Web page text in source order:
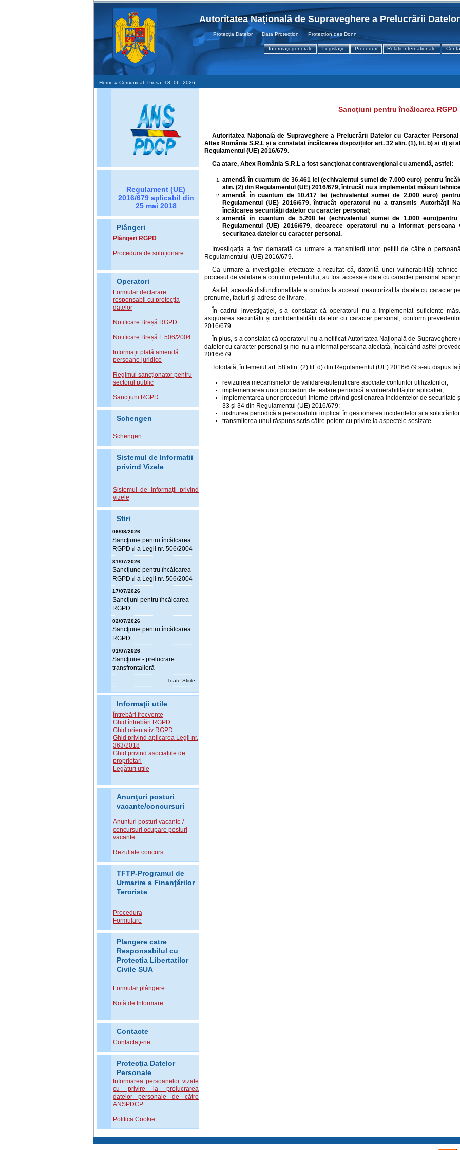
Autoritatea Naţională de Supraveghere a Prelucrării
Protecţia Datelor Data Protection Protection des Donnees
Informaţii generale Legislaţie Proceduri Relaţii Internaţionale
Home » Comunicat_Presa_18_06_2026
Regulament (UE)
2016/679 aplicabil din
25 mai 2018
Plângeri
Plângeri RGPD
Procedura de soluționare
Operatori
Formular declarare
responsabil cu protecția
datelor
Notificare Breșă RGPD
Notificare Breșă L.506/2004
Informații plată amendă
persoane juridice
Regimul sancționator pentru
sectorul public
Sancțiuni RGPD
Schengen
Schengen
Sistemul de Informatii
privind Vizele
Sistemul de informaţii privind
vizele
Stiri
06/08/2026
Sancţiune pentru încălcarea
RGPD şi a Legii nr. 506/2004
31/07/2026
Sancţiune pentru încălcarea
RGPD şi a Legii nr. 506/2004
17/07/2026
Sancţiuni pentru încălcarea
RGPD
02/07/2026
Sancţiune pentru încălcarea
RGPD
01/07/2026
Sancţiune - prelucrare
transfrontalieră
Toate Stirile
Informaţii utile
Întrebări frecvente
Ghid întrebări RGPD
Ghid orientativ RGPD
Ghid privind aplicarea Legii nr.
363/2018
Ghid privind asociațiile de
proprietari
Legături utile
Anunţuri posturi
vacante/concursuri
Anunturi posturi vacante /
concursuri ocupare posturi
vacante
Rezultate concurs
TFTP-Programul de
Urmarire a Finanţărilor
Teroriste
Procedura
Formulare
Plangere catre
Responsabilul cu
Protectia Libertatilor
Civile SUA
Formular plângere
Notă de Informare
Contacte
Contactaţi-ne
Protecţia Datelor
Personale
Informarea persoanelor vizate
cu privire la prelucrarea
datelor personale de către
ANSPDCP
Politica Cookie
Sancțiuni pentru încălcarea RGPD
Autoritatea Națională de Supraveghere a Prelucrării Datelor cu Caracter
Altex România S.R.L și a constatat încălcarea dispozițiilor art. 32 alin. (1), lit. b) și d) și
Regulamentul (UE) 2016/679.
Ca atare, Altex România S.R.L a fost sancționat contravențional cu amendă, astfel:
amendă în cuantum de 36.461 lei (echivalentul sumei de 7.000 euro) pentru
alin. (2) din Regulamentul (UE) 2016/679, întrucât nu a implementat măsuri
amendă în cuantum de 10.417 lei (echivalentul sumei de 2.000 euro)
Regulamentul (UE) 2016/679, întrucât operatorul nu a transmis Autorității
încălcarea securității datelor cu caracter personal;
amendă în cuantum de 5.208 lei (echivalentul sumei de 1.000 euro)
Regulamentul (UE) 2016/679, deoarece operatorul nu a informat
securitatea datelor cu caracter personal.
Investigația a fost demarată ca urmare a transmiterii unor petiții de către o
Regulamentului (UE) 2016/679.
Ca urmare a investigației efectuate a rezultat că, datorită unei vulnerabilități
procesul de validare a contului petentului, au fost accesate date cu caracter personal
Astfel, această disfuncționalitate a condus la accesul neautorizat la datele cu caracter
prenume, facturi și adrese de livrare.
În cadrul investigației, s-a constatat că operatorul nu a implementat suficiente
asigurarea securității și confidențialității datelor cu caracter personal, conform
2016/679.
În plus, s-a constatat că operatorul nu a notificat Autoritatea Națională de
datelor cu caracter personal și nici nu a informat persoana afectată, încălcând astfel
2016/679.
Totodată, în temeiul art. 58 alin. (2) lit. d) din Regulamentul (UE) 2016/679 s-au dispus
revizuirea mecanismelor de validare/autentificare asociate conturilor utilizatorilor;
implementarea unor proceduri de testare periodică a vulnerabilităților aplicației;
implementarea unor proceduri interne privind gestionarea incidentelor de securitate
33 și 34 din Regulamentul (UE) 2016/679;
instruirea periodică a personalului implicat în gestionarea incidentelor și a
transmiterea unui răspuns scris către petent cu privire la aspectele sesizate.